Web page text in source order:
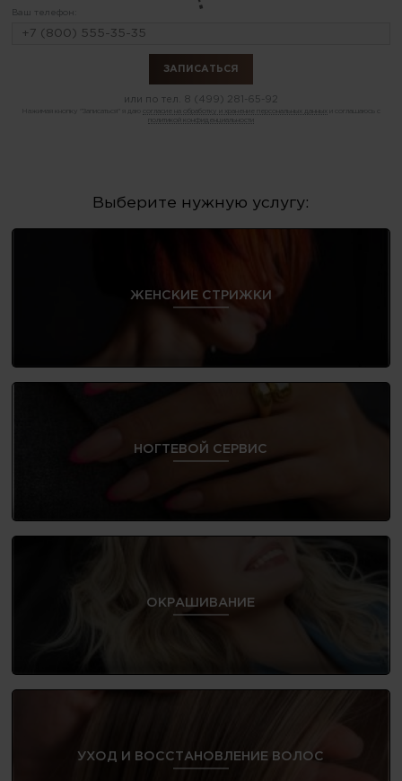
Ваш телефон:
или по тел. 8 (499) 281-65-92
Нажимая кнопку "Записаться" я даю согласие на обработку и хранение персональных данных
политикой конфиденциальности
Выберите нужную услугу:
ЖЕНСКИЕ СТРИЖКИ
НОГТЕВОЙ СЕРВИС
ОКРАШИВАНИЕ
УХОД И ВОССТАНОВЛЕНИЕ ВОЛОС